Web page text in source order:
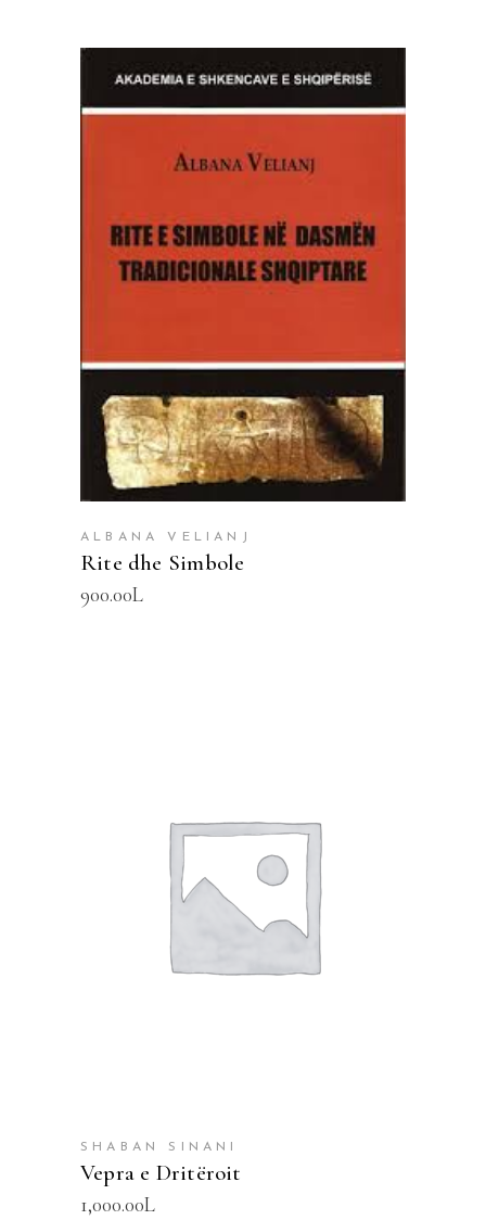
SHTOJE NË SHPORTË
ALBANA VELIANJ
Rite dhe Simbole
900.00L
SHTOJE NË SHPORTË
SHABAN SINANI
Vepra e Dritëroit
1,000.00L